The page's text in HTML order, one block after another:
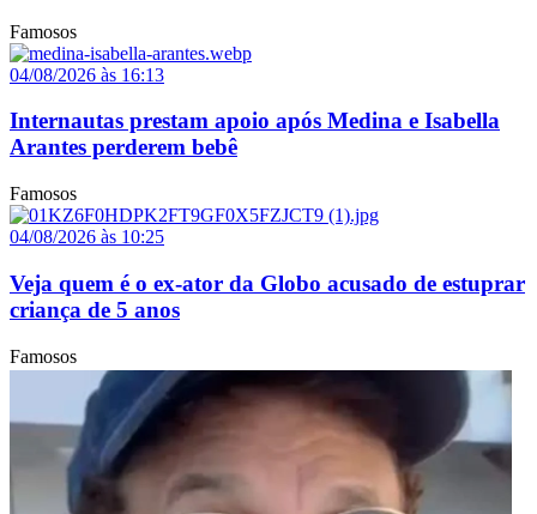
Famosos
04/08/2026 às 16:13
Internautas prestam apoio após Medina e Isabella
Arantes perderem bebê
Famosos
04/08/2026 às 10:25
Veja quem é o ex-ator da Globo acusado de estuprar
criança de 5 anos
Famosos